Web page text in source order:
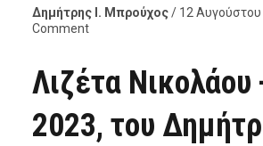
Δημήτρης Ι. Μπρούχος/ 12 Αυγούστου
Comment
Λιζέτα
2023, του